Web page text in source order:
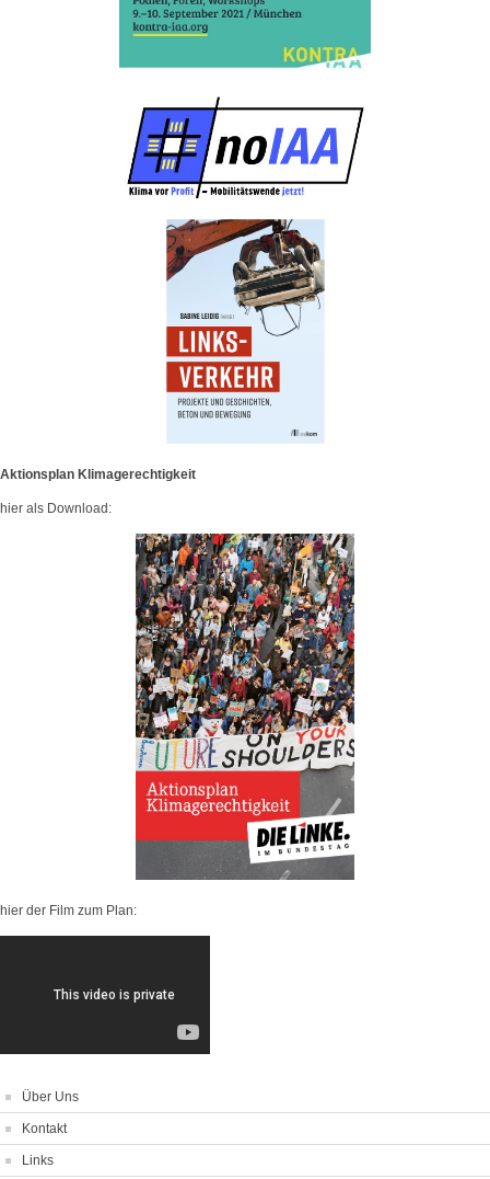
Aktionsplan Klimagerechtigkeit
hier als Download:
hier der Film zum Plan:
Über Uns
Kontakt
Links